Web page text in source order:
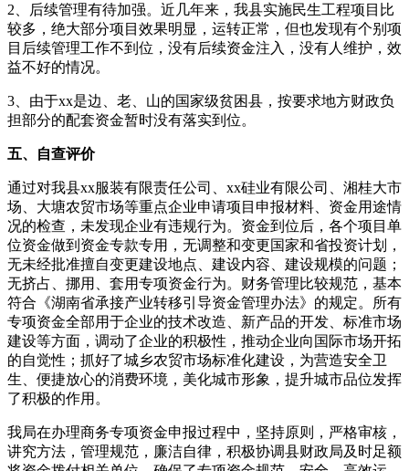
2、后续管理有待加强。近几年来，我县实施民生工程项目比
较多，绝大部分项目效果明显，运转正常，但也发现有个别项
目后续管理工作不到位，没有后续资金注入，没有人维护，效
益不好的情况。
3、由于xx是边、老、山的国家级贫困县，按要求地方财政负
担部分的配套资金暂时没有落实到位。
五、自查评价
通过对我县xx服装有限责任公司、xx硅业有限公司、湘桂大市
场、大塘农贸市场等重点企业申请项目申报材料、资金用途情
况的检查，未发现企业有违规行为。资金到位后，各个项目单
位资金做到资金专款专用，无调整和变更国家和省投资计划，
无未经批准擅自变更建设地点、建设内容、建设规模的问题；
无挤占、挪用、套用专项资金行为。财务管理比较规范，基本
符合《湖南省承接产业转移引导资金管理办法》的规定。所有
专项资金全部用于企业的技术改造、新产品的开发、标准市场
建设等方面，调动了企业的积极性，推动企业向国际市场开拓
的自觉性；抓好了城乡农贸市场标准化建设，为营造安全卫
生、便捷放心的消费环境，美化城市形象，提升城市品位发挥
了积极的作用。
我局在办理商务专项资金申报过程中，坚持原则，严格审核，
讲究方法，管理规范，廉洁自律，积极协调县财政局及时足额